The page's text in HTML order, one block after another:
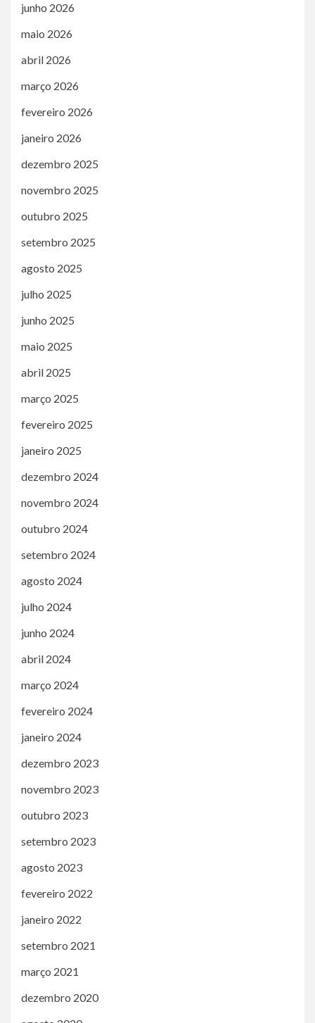
junho 2026
maio 2026
abril 2026
março 2026
fevereiro 2026
janeiro 2026
dezembro 2025
novembro 2025
outubro 2025
setembro 2025
agosto 2025
julho 2025
junho 2025
maio 2025
abril 2025
março 2025
fevereiro 2025
janeiro 2025
dezembro 2024
novembro 2024
outubro 2024
setembro 2024
agosto 2024
julho 2024
junho 2024
abril 2024
março 2024
fevereiro 2024
janeiro 2024
dezembro 2023
novembro 2023
outubro 2023
setembro 2023
agosto 2023
fevereiro 2022
janeiro 2022
setembro 2021
março 2021
dezembro 2020